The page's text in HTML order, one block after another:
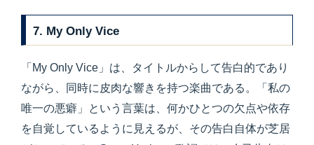
7. My Only Vice
「My Only Vice」は、タイトルからして告白的であり
ながら、同時に皮肉な響きを持つ楽曲である。「私の
唯一の悪癖」という言葉は、何かひとつの欠点や依存
を自覚しているように見えるが、その告白自体が芝居